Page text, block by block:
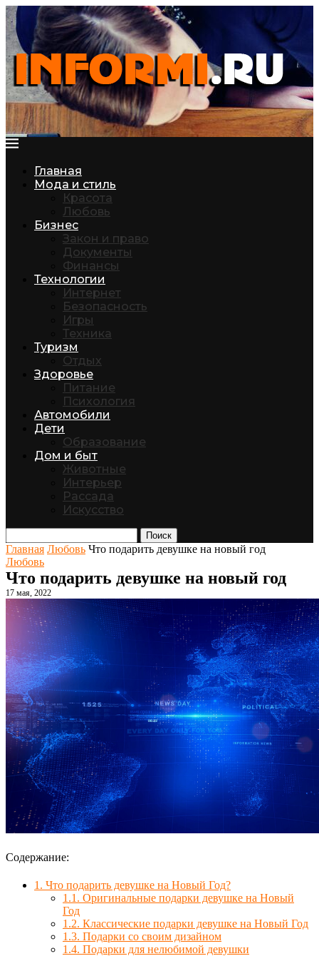
Главная
Мода и стиль
Красота
Любовь
Бизнес
Закон и право
Документы
Финансы
Технологии
Интернет
Безопасность
Игры
Техника
Туризм
Отдых
Здоровье
Питание
Психология
Автомобили
Дети
Образование
Дом и быт
Животные
Интерьер
Рассада
Искусство
Поиск
Главная Любовь Что подарить девушке на новый год
Любовь
Что подарить девушке на новый год
17 мая, 2022
Содержание:
1. Что подарить девушке на Новый Год?
1.1. Оригинальные подарки девушке на Новый
Год
1.2. Классические подарки девушке на Новый Год
1.3. Подарки со своим дизайном
1.4. Подарки для нелюбимой девушки